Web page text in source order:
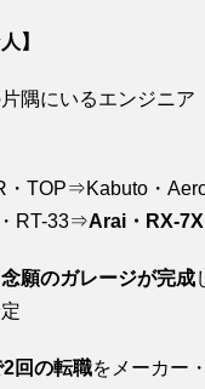
】
隅にいるエンジニア
・TOP⇒Kabuto・
RT-33⇒Arai・RX-7X
願のガレージが完成
回の転職をメーカー